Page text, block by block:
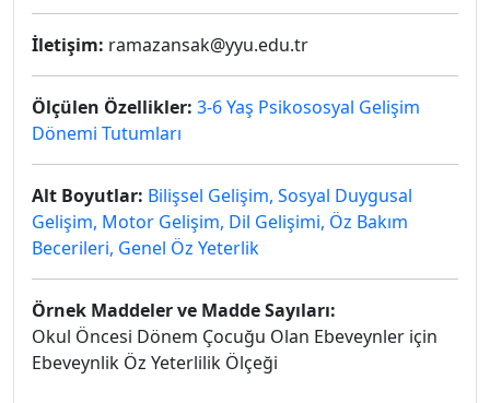
İletişim: ramazansak@yyu.edu.tr
Ölçülen Özellikler: 3-6 Yaş Psikososyal Gelişim
Dönemi Tutumları
Alt Boyutlar: Bilişsel Gelişim, Sosyal Duygusal
Gelişim, Motor Gelişim, Dil Gelişimi, Öz Bakım
Becerileri, Genel Öz Yeterlik
Örnek Maddeler ve Madde Sayıları:
Okul Öncesi Dönem Çocuğu Olan Ebeveynler için
Ebeveynlik Öz Yeterlilik Ölçeği